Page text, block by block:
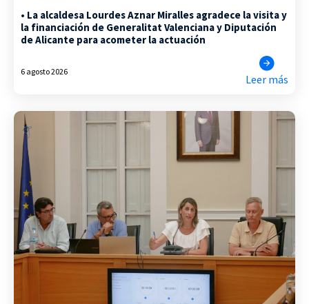
• La alcaldesa Lourdes Aznar Miralles agradece la visita y
la financiación de Generalitat Valenciana y Diputación
de Alicante para acometer la actuación
6 agosto 2026
Leer más